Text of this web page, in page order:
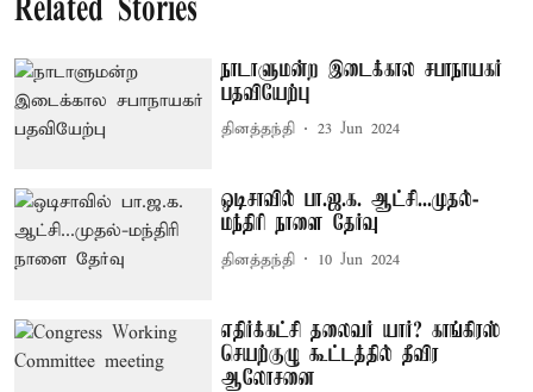
Related Stories
நாடாளுமன்ற இடைக்கால சபாநாயகர்
பதவியேற்பு
தினத்தந்தி 23 Jun 2024
ஒடிசாவில் பா.ஜ.க. ஆட்சி...முதல்-
மந்திரி நாளை தேர்வு
தினத்தந்தி 10 Jun 2024
எதிர்க்கட்சி தலைவர் யார்? காங்கிரஸ்
செயற்குழு கூட்டத்தில் தீவிர
ஆலோசனை